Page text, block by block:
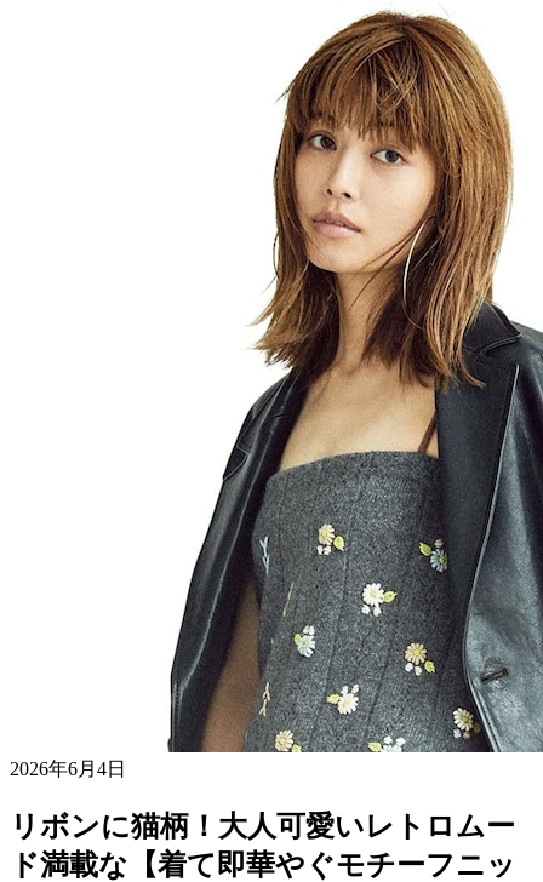
2026年6月4日
リボンに猫柄！大人可愛いレトロムー
ド満載な【着て即華やぐモチーフニッ